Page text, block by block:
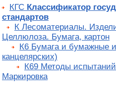
КГС Классификатор
стандартов
К Лесоматериалы.
Целлюлоза. Бумага, картон
К6 Бумага и бумажные
канцелярских)
К69 Методы
Маркировка